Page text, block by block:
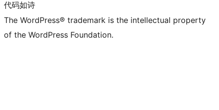
代码如诗
The WordPress® trademark is the intellectual property
of the WordPress Foundation.